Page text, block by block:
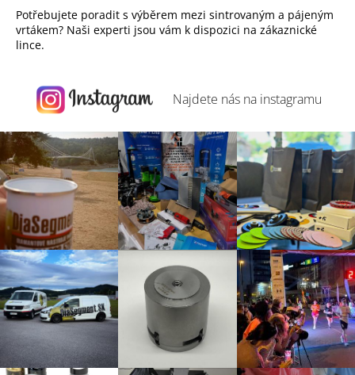
Potřebujete poradit s výběrem mezi sintrovaným a pájeným
vrtákem? Naši experti jsou vám k dispozici na zákaznické
lince.
Najdete nás na instagramu